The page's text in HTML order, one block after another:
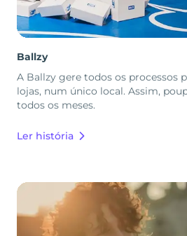
Ballzy
A Ballzy gere todos os processos
lojas, num único local. Assim,
todos os meses.
Ler história